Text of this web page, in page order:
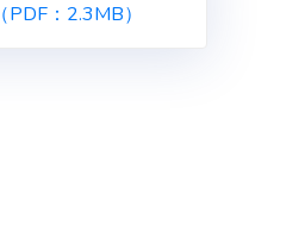
PDF：2.3MB）